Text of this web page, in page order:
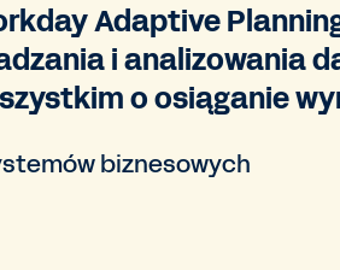
Adaptive
i analizowania
o osiąganie
biznesowych